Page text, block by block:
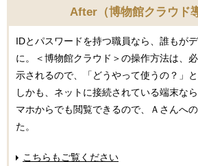
After（博物館クラウド
IDとパスワードを持つ職員なら、誰もが
に。＜博物館クラウド＞の操作方法は、
示されるので、「どうやって使うの？」と
しかも、ネットに接続されている端末な
マホからでも閲覧できるので、Ａさんへ
た。
こちらもご覧ください